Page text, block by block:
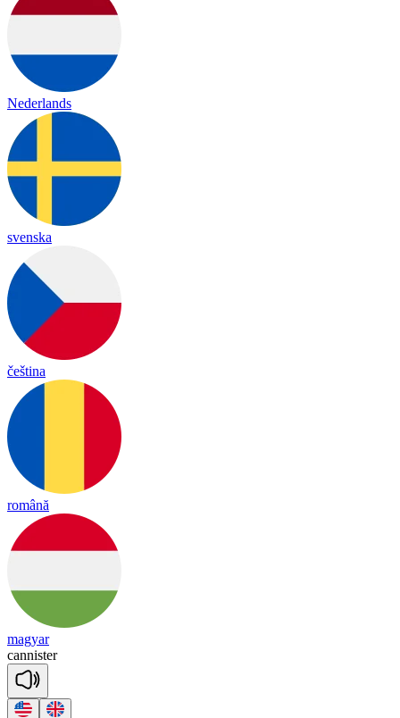
Nederlands
svenska
čeština
română
magyar
cannister